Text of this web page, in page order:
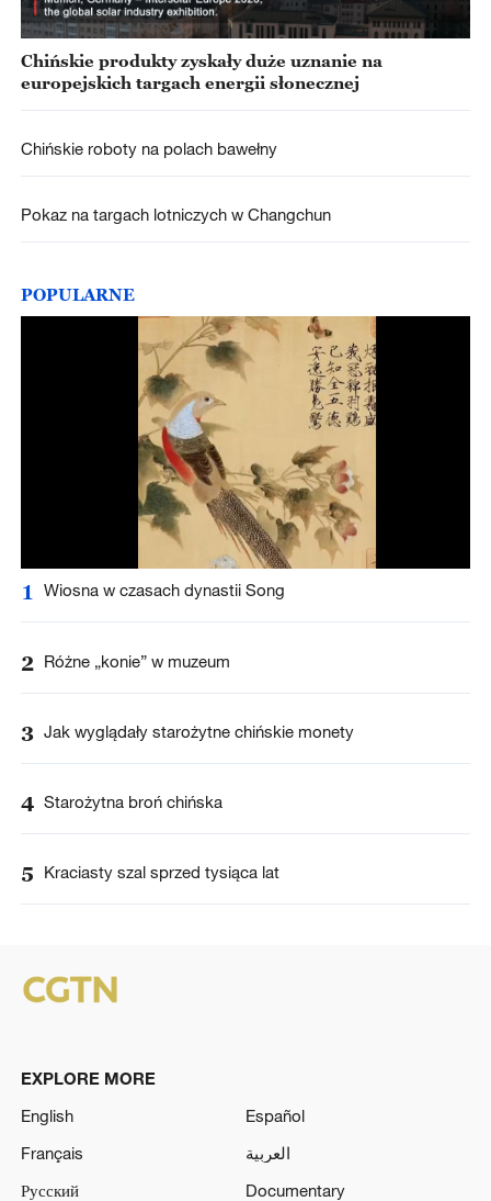
Chińskie produkty zyskały duże uznanie na
europejskich targach energii słonecznej
Chińskie roboty na polach bawełny
Pokaz na targach lotniczych w Changchun
POPULARNE
1 Wiosna w czasach dynastii Song
2 Różne „konie” w muzeum
3 Jak wyglądały starożytne chińskie monety
4 Starożytna broń chińska
5 Kraciasty szal sprzed tysiąca lat
EXPLORE MORE
English
Español
Français
العربية
Русский
Documentary